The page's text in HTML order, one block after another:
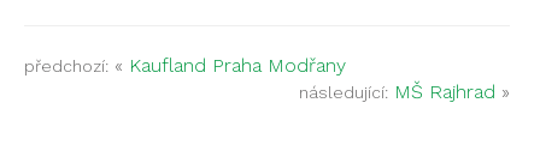
předchozí: « Kaufland Praha Modřany
následující: MŠ Rajhrad »